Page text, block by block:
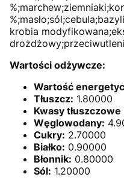
krobia
Wartości odżywcze:
Wartość
Tłuszcz: 1.80000
Kwasy
Węglowodany:
Cukry: 2.70000
Białko: 0.90000
Błonnik: 0.80000
Sól: 1.20000